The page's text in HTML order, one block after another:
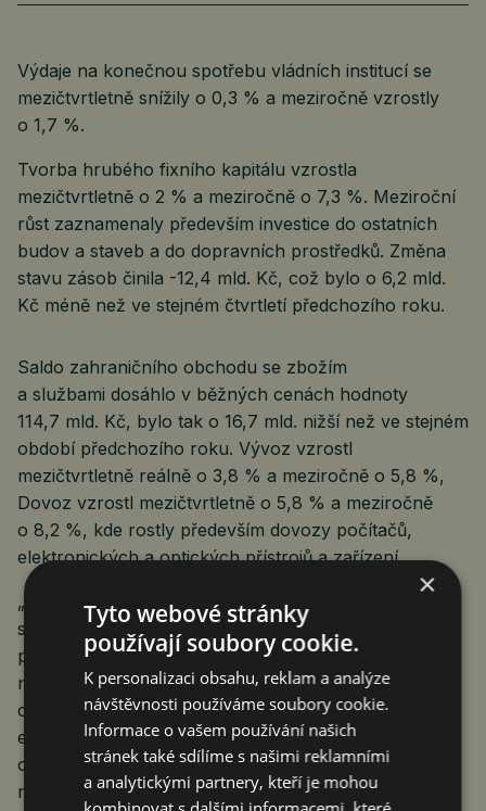
Výdaje na konečnou spotřebu vládních institucí se
mezičtvrtletně snížily o 0,3 % a meziročně vzrostly
o 1,7 %.
Tvorba hrubého fixního kapitálu vzrostla
mezičtvrtletně o 2 % a meziročně o 7,3 %. Meziroční
růst zaznamenaly především investice do ostatních
budov a staveb a do dopravních prostředků. Změna
stavu zásob činila -12,4 mld. Kč, což bylo o 6,2 mld.
Kč méně než ve stejném čtvrtletí předchozího roku.
Saldo zahraničního obchodu se zbožím
a službami dosáhlo v běžných cenách hodnoty
114,7 mld. Kč, bylo tak o 16,7 mld. nižší než ve stejném
období předchozího roku. Vývoz vzrostl
mezičtvrtletně reálně o 3,8 % a meziročně o 5,8 %,
Dovoz vzrostl mezičtvrtletně o 5,8 % a meziročně
o 8,2 %, kde rostly především dovozy počítačů,
elektronických a optických přístrojů a zařízení.
„Ve vyšším růstu dovozu se zrcadlí pokračující růst
spotřeby domácností. To zákonitě zvyšuje také
poptávku po zboží ze zahraničí. Na straně vývozu je
naopak znát, že by se česká ekonomika potřebovala
opřít o větší objednávky z Německa. Jenže německá
ekonomika může být vsoučasné době ráda za růst
o několik desetin procenta. Předstihové indikátory
nenaznačují, že by se u našich západních sousedů
×
Tyto webové stránky
používají soubory cookie.
K personalizaci obsahu, reklam a analýze
návštěvnosti používáme soubory cookie.
Informace o vašem používání našich
stránek také sdílíme s našimi reklamními
a analytickými partnery, kteří je mohou